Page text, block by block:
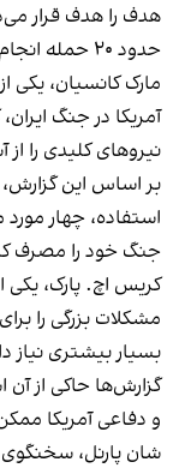
هدف را هدف قرار
حدود ۲۰ حمله انجام می‌داد.
مارک کانسیان، یکی
آمریکا در جنگ
نیروهای کلیدی را
بر اساس این
استفاده، چهار
جنگ خود را مصرف
کریس اچ. پارک، یکی
مشکلات بزرگی را
بسیار بیشتری نیاز
گزارش‌ها حاکی از
و دفاعی آمریکا
شان پارنل،